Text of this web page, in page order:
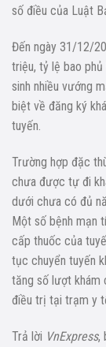
số điều của Luật
Đến ngày 31/12/
triệu, tỷ lệ bao phủ
sinh nhiều vướng
biệt về đăng ký
tuyến.
Trường hợp đặc
chưa được tự đi
dưới chưa có đủ
Một số bệnh mạn
cấp thuốc của
tục chuyển tuyến
tăng số lượt khám
điều trị tại trạm y
Trả lời VnExpress,